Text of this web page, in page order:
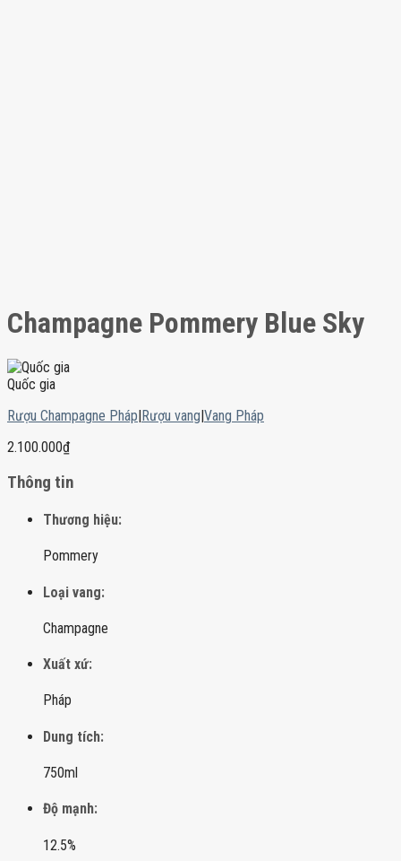
Champagne Pommery Blue Sky
Quốc gia
Rượu Champagne Pháp|Rượu vang|Vang Pháp
2.100.000₫
Thông tin
Thương hiệu:
Pommery
Loại vang:
Champagne
Xuất xứ:
Pháp
Dung tích:
750ml
Độ mạnh:
12.5%